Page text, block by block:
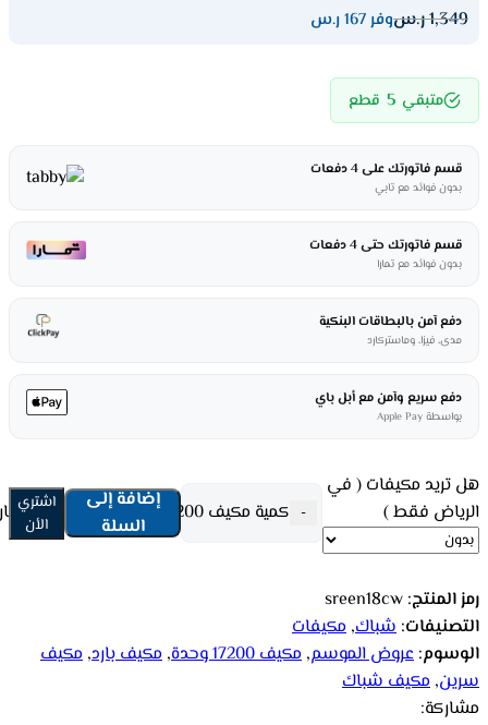
1,349ر.سوفر 167 ر.س
متبقي 5 قطع
قسم فاتورتك على 4 دفعات
بدون فوائد مع تابي
قسم فاتورتك حتى 4 دفعات
بدون فوائد مع تمارا
دفع آمن بالبطاقات البنكية
مدى، فيزا، وماستركارد
دفع سريع وآمن مع أبل باي
بواسطة Apple Pay
هل تريد مكيفات ( في
الرياض فقط )
- كمية مكيف 17200 وحدة شباك سرين - بارد sreen18cw
إضافة إلى
السلة
اشتري
الأن
رمز المنتج: sreen18cw
التصنيفات: شباك, مكيفات
الوسوم: عروض الموسم, مكيف 17200 وحدة , مكيف بارد, مكيف
سرين, مكيف شباك
مشاركة: